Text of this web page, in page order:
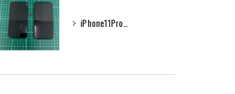
iPhone11Pro フロントパネル交換